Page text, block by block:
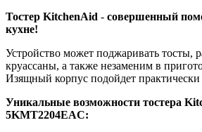
Тостер KitchenAid - совершенный
кухне!
Устройство может поджаривать тосты,
круассаны, а также незаменим в
Изящный корпус подойдет
Уникальные возможности тостера
5KMT2204EAC: